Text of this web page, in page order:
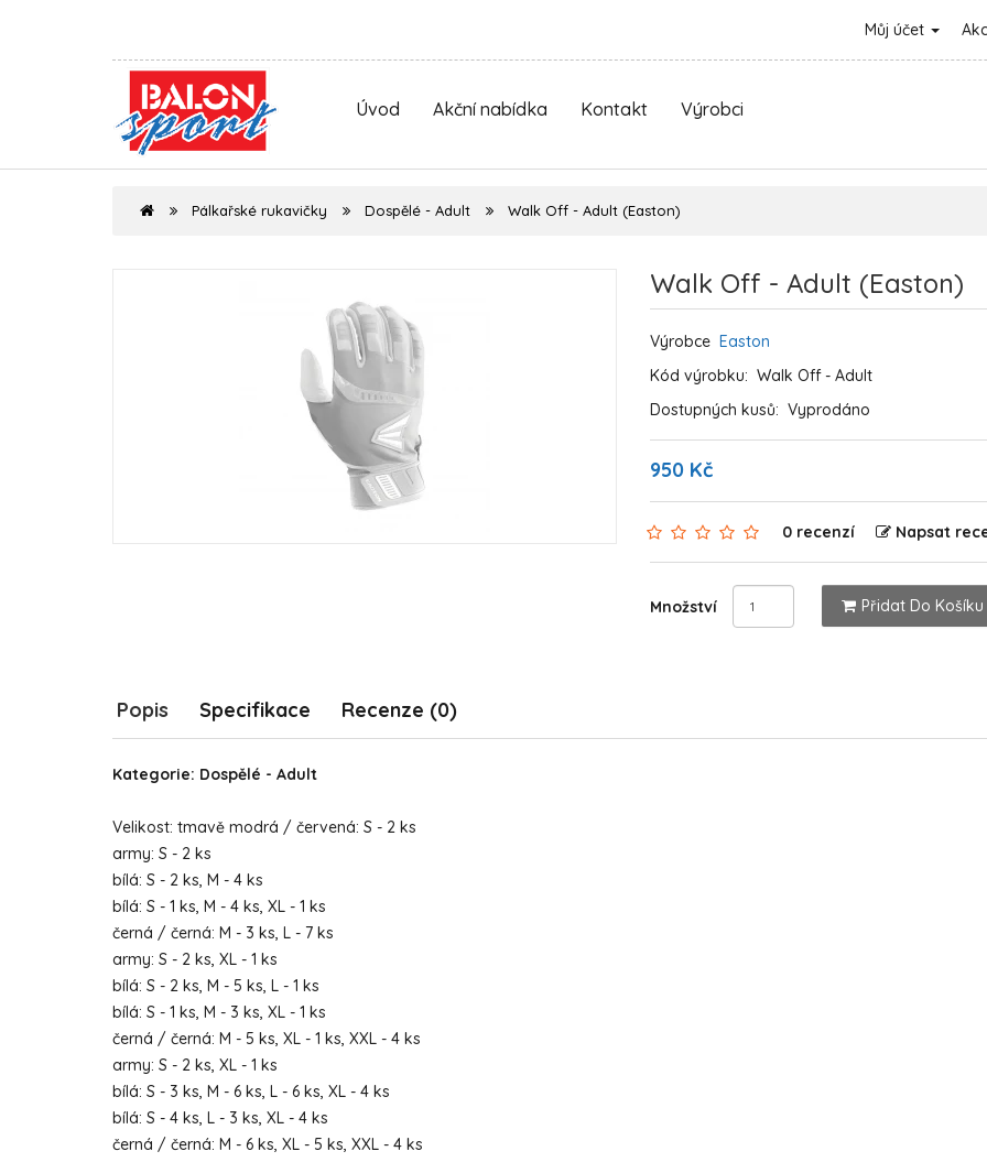
Můj účet
Úvod Akční nabídka Kontakt Výrobci
Pálkařské rukavičky Dospělé - Adult Walk Off - Adult (Easton)
Walk Off - Adult (Easton)
Výrobce Easton
Kód výrobku: Walk Off - Adult
Dostupných kusů: Vyprodáno
950 Kč
0 recenzí Napsat
Množství Přidat Do Košíku
Popis Specifikace Recenze (0)
Kategorie: Dospělé - Adult
Velikost: tmavě modrá / červená: S - 2 ks
army: S - 2 ks
bílá: S - 2 ks, M - 4 ks
bílá: S - 1 ks, M - 4 ks, XL - 1 ks
černá / černá: M - 3 ks, L - 7 ks
army: S - 2 ks, XL - 1 ks
bílá: S - 2 ks, M - 5 ks, L - 1 ks
bílá: S - 1 ks, M - 3 ks, XL - 1 ks
černá / černá: M - 5 ks, XL - 1 ks, XXL - 4 ks
army: S - 2 ks, XL - 1 ks
bílá: S - 3 ks, M - 6 ks, L - 6 ks, XL - 4 ks
bílá: S - 4 ks, L - 3 ks, XL - 4 ks
černá / černá: M - 6 ks, XL - 5 ks, XXL - 4 ks